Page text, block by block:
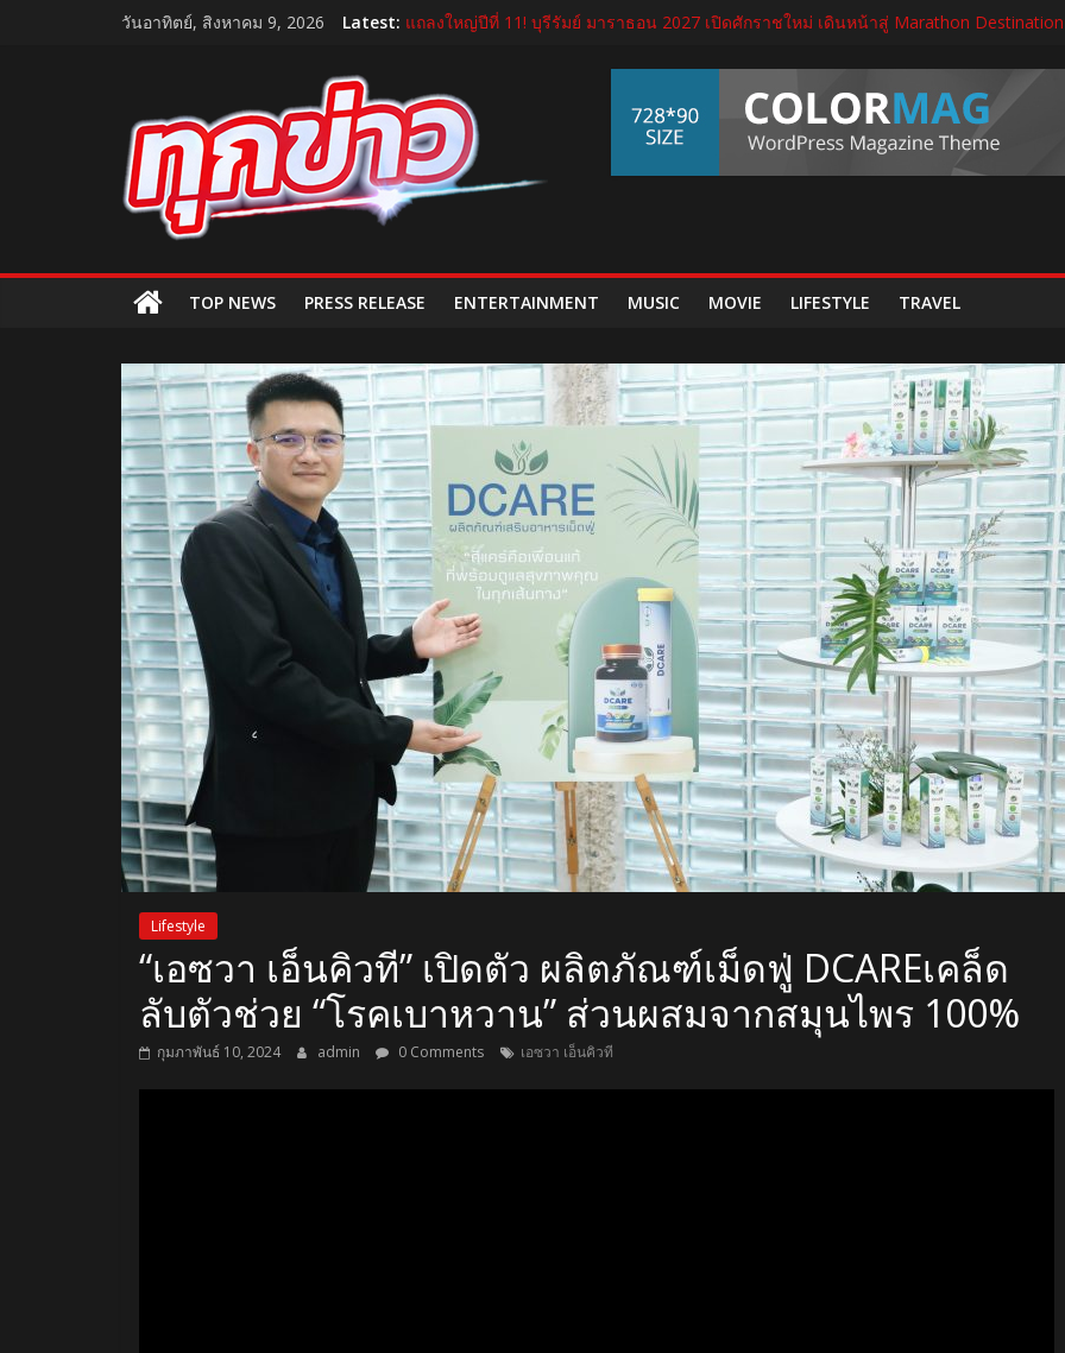
วันอาทิตย์, สิงหาคม 9, 2026 Latest: แถลงใหญ่ปีที่ 11! บุรีรัมย์ มาราธอน 2027 เปิดศักราชใหม่ เดินหน้าสู่ Marathon Destination
บีโอไอผนึกพันธมิตรจัด THECA 2026 เชื่อมห่วงโซ่อิเล็กทรอนิกส์ หนุนไทยสู่ฐานผลิตเทคโน
กระทรวงคมนาคม เปิดนิทรรศการ “เกษมสุขทุกค่ำเช้า” เฉลิมพระชนมพรรษา พระบาทสมเด็จ
“GDH” เปิดโผโปรเจกต์ใหม่ใน “GDH CIRCLES Feel Good โคจรความสุข สนุกกว่าที่เคย”
TukKhao
AllNews
TOP NEWS PRESS RELEASE ENTERTAINMENT MUSIC MOVIE LIFESTYLE TRAVEL
Lifestyle
“เอซวา เอ็นคิวที” เปิดตัว ผลิตภัณฑ์เม็ดฟู่ DCAREเคล็ด
ลับตัวช่วย “โรคเบาหวาน” ส่วนผสมจากสมุนไพร 100%
กุมภาพันธ์ 10, 2024 admin 0 Comments เอซวา เอ็นคิวที